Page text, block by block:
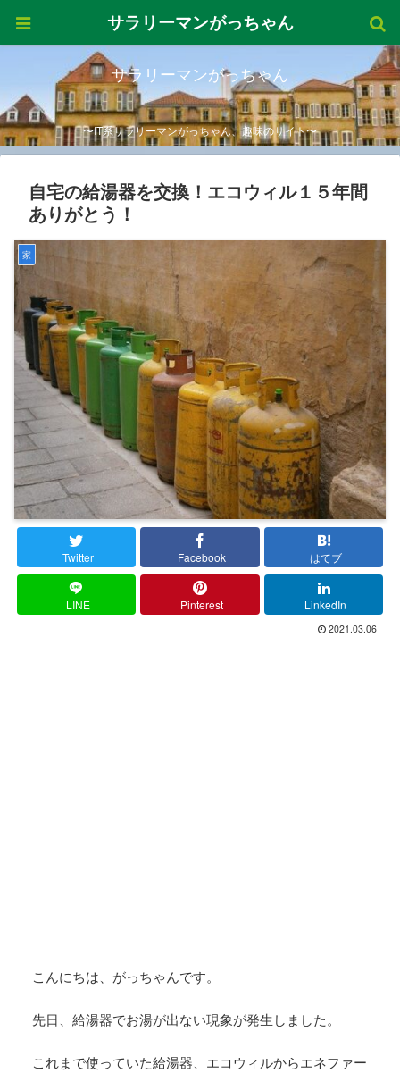
サラリーマンがっちゃん
〜IT系サラリーマンがっちゃん、趣味のサイト〜
自宅の給湯器を交換！エコウィル１５年間
ありがとう！
家
Twitter Facebook はてブ
LINE Pinterest LinkedIn
2021.03.06
こんにちは、がっちゃんです。
先日、給湯器でお湯が出ない現象が発生しました。
これまで使っていた給湯器、エコウィルからエネファー
サラリーマンがっちゃん